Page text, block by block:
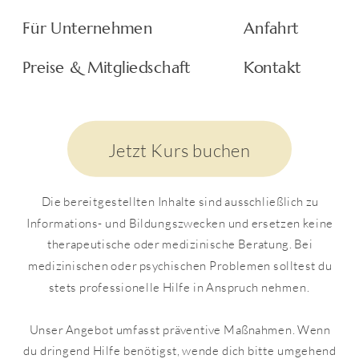
Links auf fremde Webseiten: Die Inhalte
indirekt verweisen, liegen außerhalb unseres
Nachteile, die aus der Nutzung der in den
verlinkten Webseiten aufrufbaren
Informationen entstehen, übernehmen wir keine
Verantwortung.
Urheberrechte und Markenrechte: Alle auf
dieser Website dargestellten Inhalte, wie Texte,
Fotografien, Grafiken, Marken und
Warenzeichen sind durch die jeweiligen
geschützt. Die Verwendung, Vervielfältigung
Anfahrt
Preise & Mitgliedschaft
Kontakt
Für Unternehmen
Die bereitgestellten Inhalte sind ausschließlich zu
Informations- und Bildungszwecken und ersetzen keine
therapeutische oder medizinische Beratung. Bei
medizinischen oder psychischen Problemen solltest du
stets professionelle Hilfe in Anspruch nehmen.
Unser Angebot umfasst präventive Maßnahmen. Wenn
du dringend Hilfe benötigst, wende dich bitte umgehend
Jetzt Kurs buchen